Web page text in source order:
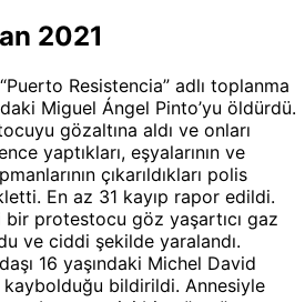
2021
Resistencia” adlı toplanma
Miguel Ángel Pinto’yu öldürdü.
gözaltına aldı ve onları
yaptıkları, eşyalarının ve
çıkarıldıkları polis
En az 31 kayıp rapor edildi.
bir protestocu göz yaşartıcı gaz
ve ciddi şekilde yaralandı.
16 yaşındaki Michel David
kaybolduğu bildirildi. Annesiyle